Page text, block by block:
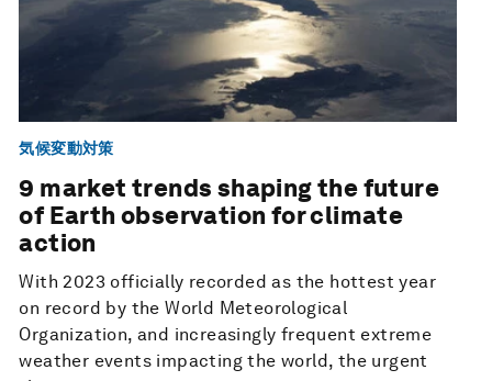
気候変動対策
9 market trends shaping the future
of Earth observation for climate
action
With 2023 officially recorded as the hottest year
on record by the World Meteorological
Organization, and increasingly frequent extreme
weather events impacting the world, the urgent